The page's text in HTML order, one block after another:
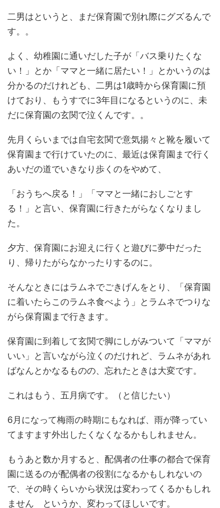
二男はというと、まだ保育園で別れ際にグズるんで
す。。
よく、幼稚園に通いだした子が「バス乗りたくな
い！」とか「ママと一緒に居たい！」とかいうのは
分かるのだけれども、二男は1歳時から保育園に預
けており、もうすでに3年目になるというのに、未
だに保育園の玄関で泣くんです。。
先月くらいまでは自宅玄関で意気揚々と靴を履いて
保育園まで行けていたのに、最近は保育園まで行く
あいだの道でいきなり歩くのをやめて、
「おうちへ戻る！」「ママと一緒におしごとす
る！」と言い、保育園に行きたがらなくなりまし
た。
夕方、保育園にお迎えに行くと遊びに夢中だった
り、帰りたがらなかったりするのに。
そんなときにはラムネでごきげんをとり、「保育園
に着いたらこのラムネ食べよう」とラムネでつりな
がら保育園まで行きます。
保育園に到着して玄関で脚にしがみついて「ママが
いい」と言いながら泣くのだけれど、ラムネがあれ
ばなんとかなるものの、忘れたときは大変です。
これはもう、五月病です。（と信じたい）
6月になって梅雨の時期にもなれば、雨が降ってい
てますます外出したくなくなるかもしれません。
もうあと数か月すると、配偶者の仕事の都合で保育
園に送るのが配偶者の役割になるかもしれないの
で、その時くらいから状況は変わってくるかもしれ
ません というか、変わってほしいです。